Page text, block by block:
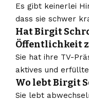
Es gibt keinerlei
dass sie schwer
Hat Birgit
Öffentlichkeit
Sie hat ihre TV-
aktives und
Wo lebt Birgit
Sie lebt